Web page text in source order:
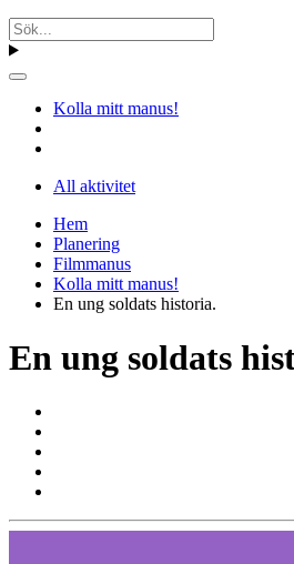
Kolla mitt manus!
All aktivitet
Hem
Planering
Filmmanus
Kolla mitt manus!
En ung soldats historia.
En ung soldats